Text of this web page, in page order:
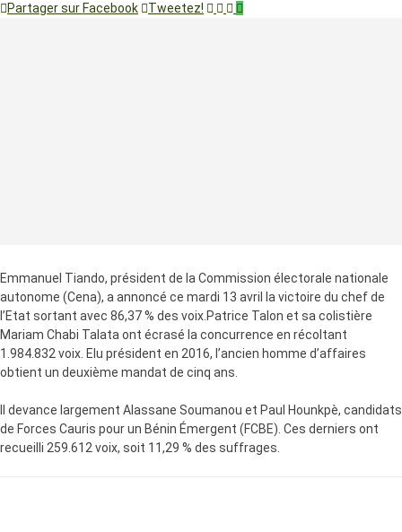
Partager sur Facebook
Tweetez!
Emmanuel Tiando, président de la Commission électorale nationale
autonome (Cena), a annoncé ce mardi 13 avril la victoire du chef de
l’Etat sortant avec 86,37 % des voix.Patrice Talon et sa colistière
Mariam Chabi Talata ont écrasé la concurrence en récoltant
1.984.832 voix. Elu président en 2016, l’ancien homme d’affaires
obtient un deuxième mandat de cinq ans.
Il devance largement Alassane Soumanou et Paul Hounkpè, candidats
de Forces Cauris pour un Bénin Émergent (FCBE). Ces derniers ont
recueilli 259.612 voix, soit 11,29 % des suffrages.